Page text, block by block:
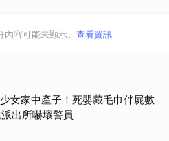
容可能未顯示。 查看資訊
女家中產子！死嬰藏毛巾伴屍數
出所嚇壞警員